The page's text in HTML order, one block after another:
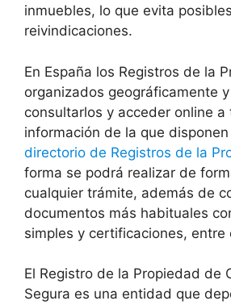
inmuebles, lo que evita posibles
reivindicaciones.
En España los Registros de la
organizados geográficamente
consultarlos y acceder online a
información de la que
directorio de Registros de la
forma se podrá realizar de
cualquier trámite, además de
documentos más habituales
simples y certificaciones, entre
El Registro de la Propiedad de
Segura es una entidad que